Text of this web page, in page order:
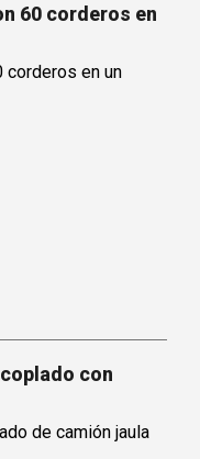
60 corderos en
con